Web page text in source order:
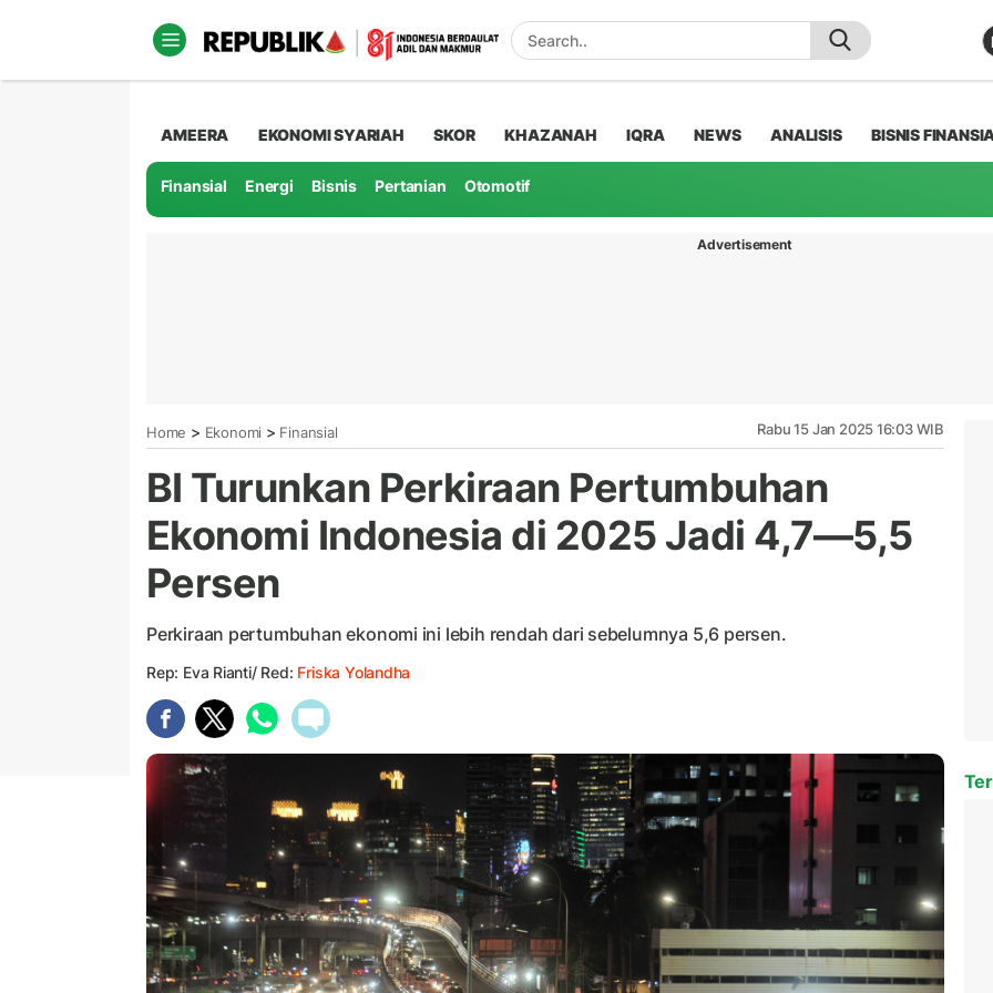
AMEERA EKONOMI SYARIAH SKOR KHAZANAH IQRA NEWS ANALISIS BISNIS
Finansial Energi Bisnis Pertanian Otomotif
Advertisement
Home > Ekonomi > Finansial Rabu 15 Jan 2025 16:03 WIB
BI Turunkan Perkiraan Pertumbuhan
Ekonomi Indonesia di 2025 Jadi 4,7—5,5
Persen
Perkiraan pertumbuhan ekonomi ini lebih rendah dari sebelumnya 5,6 persen.
Rep: Eva Rianti/ Red: Friska Yolandha